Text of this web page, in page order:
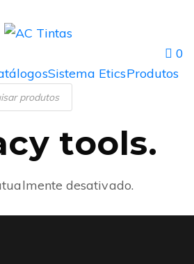
0
Sistema EticsProdutos
tools.
desativado.